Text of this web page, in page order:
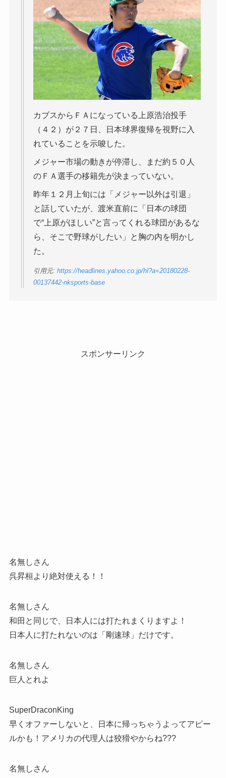
カブスからＦＡになっている上原浩治投手
（４２）が２７日、日本球界復帰を視野に入
れていることを示唆した。
メジャー市場の動きが停滞し、まだ約５０人
のＦＡ選手の移籍先が決まっていない。
昨年１２月上旬には「メジャー以外は引退」
と話していたが、渡米直前に「日本の球団
で“上原がほしい”と言ってくれる球団があるな
ら、そこで野球がしたい」と胸の内を明かし
た。
引用元: https://headlines.yahoo.co.jp/hl?a=20180228-
00137442-nksports-base
スポンサーリンク
名無しさん
呉昇桓より絶対使える！！
名無しさん
和田と同じで、日本人には打たれまくりますよ！
日本人に打たれないのは「剛速球」だけです。
名無しさん
巨人とれよ
SuperDraconKing
早くオファーしないと、日本に帰っちゃうよってアピー
ルかも！アメリカの代理人は狡猾やからね???
名無しさん